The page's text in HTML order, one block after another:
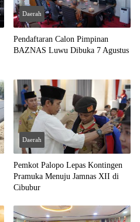
Daerah
Pendaftaran Calon Pimpinan
BAZNAS Luwu Dibuka 7 Agustus
Daerah
Pemkot Palopo Lepas Kontingen
Pramuka Menuju Jamnas XII di
Cibubur